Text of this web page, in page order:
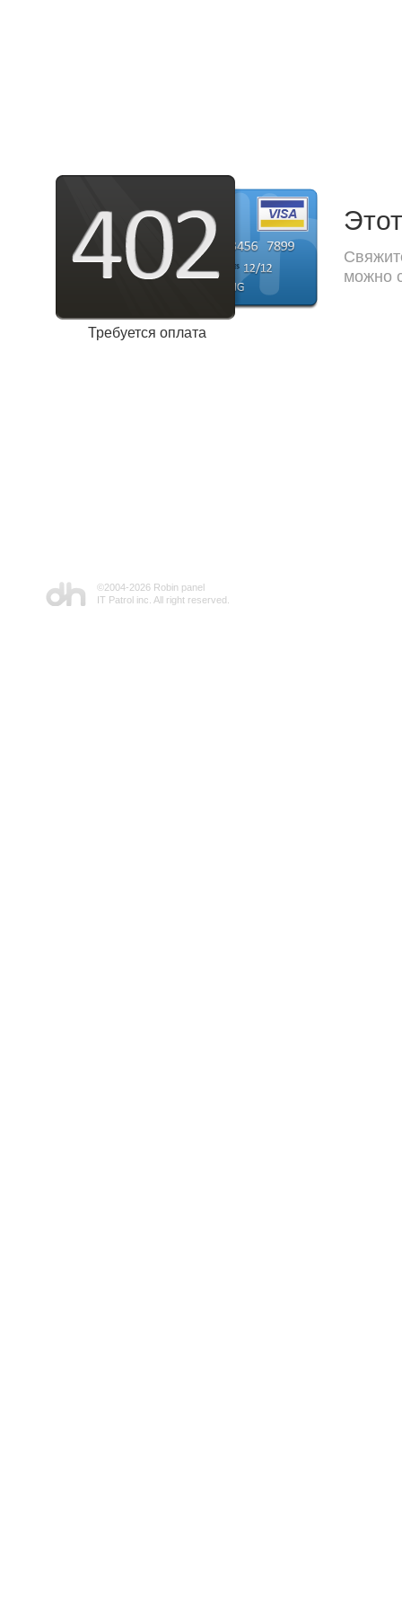
Требуется оплата
можно
©2004-2026 Robin panel
IT Patrol inc. All right reserved.